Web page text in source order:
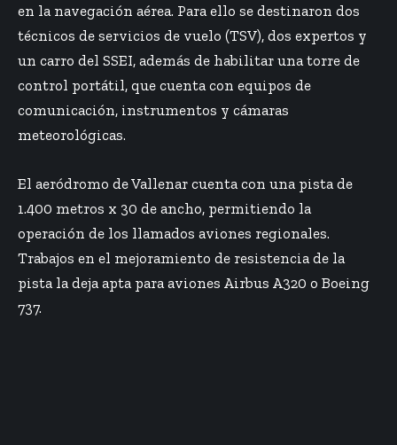
en la navegación aérea. Para ello se destinaron dos
técnicos de servicios de vuelo (TSV), dos expertos y
un carro del SSEI, además de habilitar una torre de
control portátil, que cuenta con equipos de
comunicación, instrumentos y cámaras
meteorológicas.
El aeródromo de Vallenar cuenta con una pista de
1.400 metros x 30 de ancho, permitiendo la
operación de los llamados aviones regionales.
Trabajos en el mejoramiento de resistencia de la
pista la deja apta para aviones Airbus A320 o Boeing
737.